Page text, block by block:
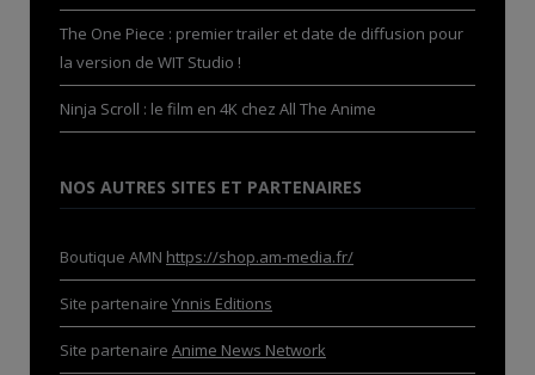
The One Piece : premier trailer et date de diffusion pour
la version de WIT Studio !
Ninja Scroll : le film en 4K chez All The Anime
NOS AUTRES SITES ET PARTENAIRES
Boutique AMN https://shop.am-media.fr/
Site partenaire Ynnis Editions
Site partenaire Anime News Network